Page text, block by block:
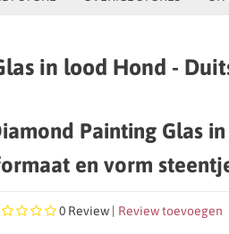
in lood Hond -
Painting Glas
en vorm
0Review | Review toevoegen